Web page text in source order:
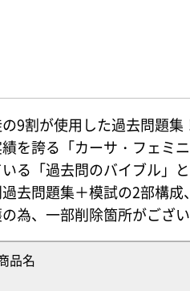
9割が使用した過去問題集
を誇る「カーサ・フェミ
る「過去問のバイブル」
去問題集＋模試の2部構成
為、一部削除箇所がござい
品名